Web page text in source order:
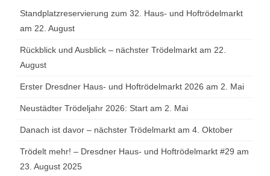
Standplatzreservierung zum 32. Haus- und Hoftrödelmarkt
am 22. August
Rückblick und Ausblick – nächster Trödelmarkt am 22.
August
Erster Dresdner Haus- und Hoftrödelmarkt 2026 am 2. Mai
Neustädter Trödeljahr 2026: Start am 2. Mai
Danach ist davor – nächster Trödelmarkt am 4. Oktober
Trödelt mehr! – Dresdner Haus- und Hoftrödelmarkt #29 am
23. August 2025